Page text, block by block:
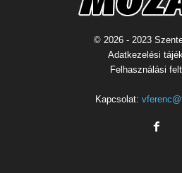
© 2026 - 2023
Adatkezelési
Felhasználási
Kapcsolat: